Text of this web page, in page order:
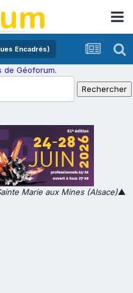
Encadrés)
de Géoforum.
Marie aux Mines (Alsace)▲